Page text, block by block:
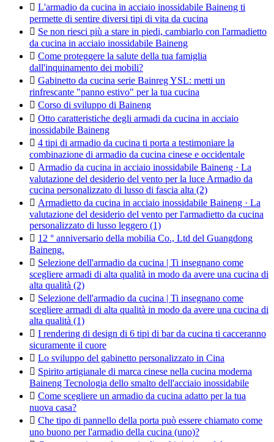
 L'armadio da cucina in acciaio inossidabile Baineng ti
permette di sentire diversi tipi di vita da cucina
 Se non riesci più a stare in piedi, cambiarlo con l'armadietto
da cucina in acciaio inossidabile Baineng
 Come proteggere la salute della tua famiglia
dall'inquinamento dei mobili?
 Gabinetto da cucina serie Bainreg YSL: metti un
rinfrescante "panno estivo" per la tua cucina
 Corso di sviluppo di Baineng
 Otto caratteristiche degli armadi da cucina in acciaio
inossidabile Baineng
 4 tipi di armadio da cucina ti porta a testimoniare la
combinazione di armadio da cucina cinese e occidentale
 Armadio da cucina in acciaio inossidabile Baineng · La
valutazione del desiderio del vento per la luce Armadio da
cucina personalizzato di lusso di fascia alta (2)
 Armadietto da cucina in acciaio inossidabile Baineng · La
valutazione del desiderio del vento per l'armadietto da cucina
personalizzato di lusso leggero (1)
 12 ° anniversario della mobilia Co., Ltd del Guangdong
Baineng.
 Selezione dell'armadio da cucina | Ti insegnano come
scegliere armadi di alta qualità in modo da avere una cucina di
alta qualità (2)
 Selezione dell'armadio da cucina | Ti insegnano come
scegliere armadi di alta qualità in modo da avere una cucina di
alta qualità (1)
 I rendering di design di 6 tipi di bar da cucina ti cacceranno
sicuramente il cuore
 Lo sviluppo del gabinetto personalizzato in Cina
 Spirito artigianale di marca cinese nella cucina moderna
Baineng Tecnologia dello smalto dell'acciaio inossidabile
 Come scegliere un armadio da cucina adatto per la tua
nuova casa?
 Che tipo di pannello della porta può essere chiamato come
uno buono per l'armadio della cucina (uno)?